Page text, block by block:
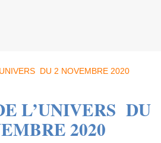
L’UNIVERS DU
2020